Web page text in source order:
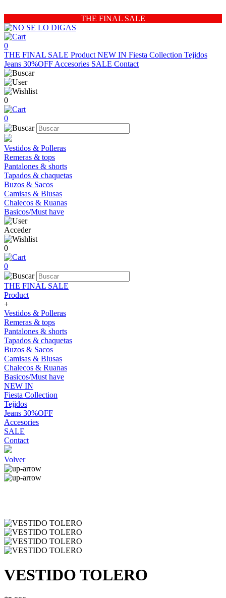
THE FINAL SALE
0
THE FINAL SALE Product NEW IN Fiesta Collection Tejidos
Jeans 30%OFF Accesories SALE Contact
0
0
Vestidos & Polleras
Remeras & tops
Pantalones & shorts
Tapados & chaquetas
Buzos & Sacos
Camisas & Blusas
Chalecos & Ruanas
Basicos/Must have
Acceder
0
0
THE FINAL SALE
Product
+
Vestidos & Polleras
Remeras & tops
Pantalones & shorts
Tapados & chaquetas
Buzos & Sacos
Camisas & Blusas
Chalecos & Ruanas
Basicos/Must have
NEW IN
Fiesta Collection
Tejidos
Jeans 30%OFF
Accesories
SALE
Contact
Volver
VESTIDO TOLERO